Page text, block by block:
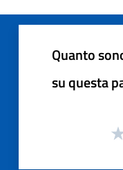
Quanto
su questa